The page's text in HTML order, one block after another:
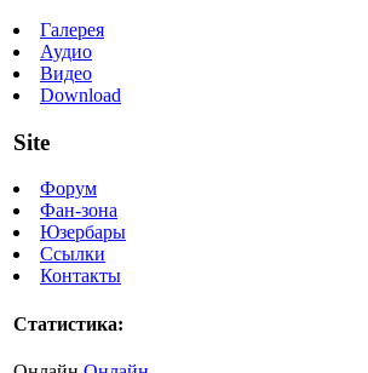
Галерея
Аудио
Видео
Download
Site
Форум
Фан-зона
Юзербары
Ссылки
Контакты
Статистика: